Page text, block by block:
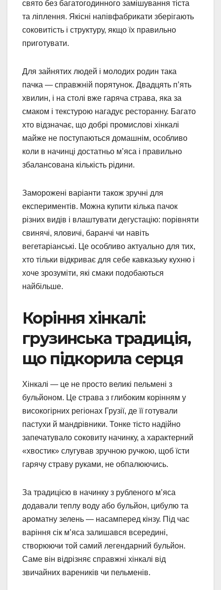
свято без багатогодинного замішування тіста
та ліплення. Якісні напівфабрикати зберігають
соковитість і структуру, якщо їх правильно
приготувати.
Для зайнятих людей і молодих родин така
пачка — справжній порятунок. Двадцять п’ять
хвилин, і на столі вже гаряча страва, яка за
смаком і текстурою нагадує ресторанну. Багато
хто відзначає, що добрі промислові хінкалі
майже не поступаються домашнім, особливо
коли в начинці достатньо м’яса і правильно
збалансована кількість рідини.
Заморожені варіанти також зручні для
експериментів. Можна купити кілька пачок
різних видів і влаштувати дегустацію: порівняти
свинячі, яловичі, баранчі чи навіть
вегетаріанські. Це особливо актуально для тих,
хто тільки відкриває для себе кавказьку кухню і
хоче зрозуміти, які смаки подобаються
найбільше.
Коріння хінкалі:
грузинська традиція,
що підкорила серця
Хінкалі — це не просто великі пельмені з
бульйоном. Це страва з глибоким корінням у
високогірних регіонах Грузії, де її готували
пастухи й мандрівники. Тонке тісто надійно
запечатувало соковиту начинку, а характерний
«хвостик» слугував зручною ручкою, щоб їсти
гарячу страву руками, не обпалюючись.
За традицією в начинку з рубленого м’яса
додавали теплу воду або бульйон, цибулю та
ароматну зелень — насамперед кінзу. Під час
варіння сік м’яса залишався всередині,
створюючи той самий легендарний бульйон.
Саме він відрізняє справжні хінкалі від
звичайних вареників чи пельменів.